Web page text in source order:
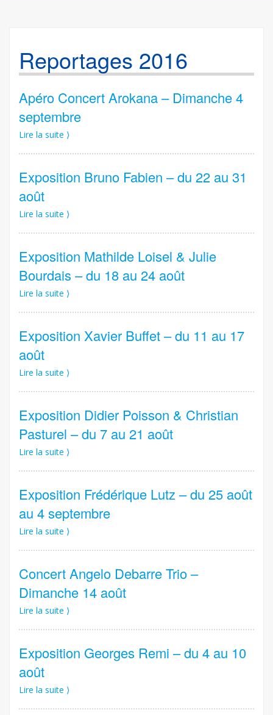
Reportages 2016
Apéro Concert Arokana – Dimanche 4
septembre
Lire la suite ⟩
Exposition Bruno Fabien – du 22 au 31
août
Lire la suite ⟩
Exposition Mathilde Loisel & Julie
Bourdais – du 18 au 24 août
Lire la suite ⟩
Exposition Xavier Buffet – du 11 au 17
août
Lire la suite ⟩
Exposition Didier Poisson & Christian
Pasturel – du 7 au 21 août
Lire la suite ⟩
Exposition Frédérique Lutz – du 25 août
au 4 septembre
Lire la suite ⟩
Concert Angelo Debarre Trio –
Dimanche 14 août
Lire la suite ⟩
Exposition Georges Remi – du 4 au 10
août
Lire la suite ⟩